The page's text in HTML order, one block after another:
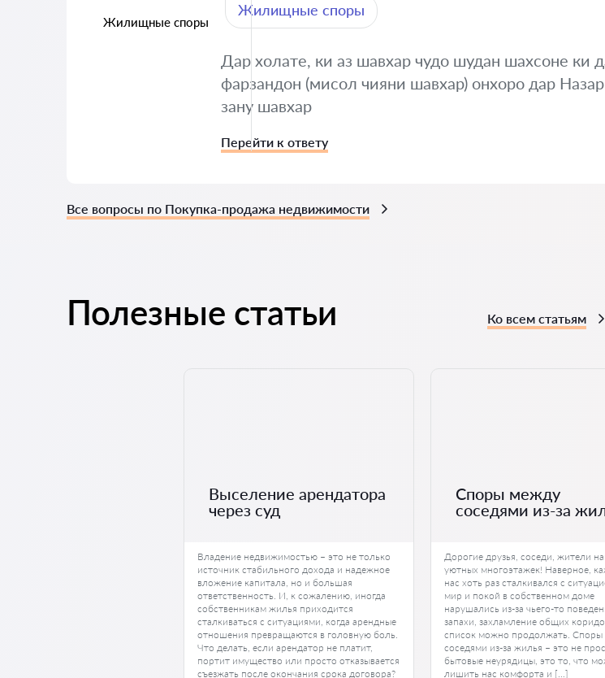
Жилищные споры
Жилищные споры
Дар холате, ки аз шавхар чудо шудан шахсоне ки
фарзандон (мисол чияни шавхар) онхоро дар
зану шавхар
Перейти к ответу
Все вопросы по Покупка-продажа недвижимости
Полезные статьи Ко всем статьям
Выселение арендатора
через суд
Владение недвижимостью – это не только
источник стабильного дохода и надежное
вложение капитала, но и большая
ответственность. И, к сожалению, иногда
собственникам жилья приходится
сталкиваться с ситуациями, когда арендные
отношения превращаются в головную боль.
Что делать, если арендатор не платит,
портит имущество или просто отказывается
съезжать после окончания срока договора?
Споры между
соседями из-за
Дорогие друзья, соседи, жители
уютных многоэтажек! Наверное,
нас хоть раз сталкивался с
мир и покой в собственном доме
нарушались из-за чьего-то
запахи, захламление общих
список можно продолжать.
соседями из-за жилья – это не
бытовые неурядицы, это то, что
лишить нас комфорта и […]